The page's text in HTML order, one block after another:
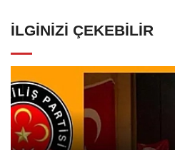
İLGINIZI ÇEKEBILIR